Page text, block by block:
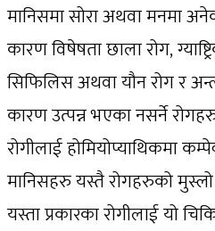
मानिसमा सोरा अथवा मनमा
कारण विषेषता छाला रोग,
सिफिलिस अथवा यौन रोग र
कारण उत्पन्न भएका नसर्ने
रोगीलाई होमियोप्याथिकमा
मानिसहरु यस्तै रोगहरुको
यस्ता प्रकारका रोगीलाई यो